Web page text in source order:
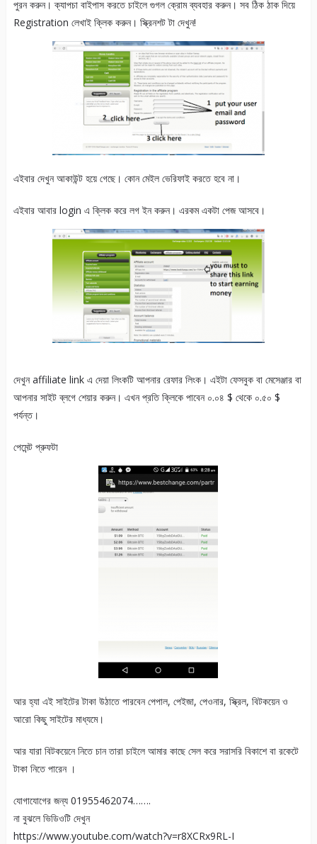
পুরন করুন। ক্যাপচা বাইপাস করতে চাইলে গুগল ক্রোম ব্যবহার করুন। সব ঠিক ঠাক দিয়ে
Registration লেখাই ক্লিক করুন। স্ক্রিনশট টা দেখুন!
এইবার দেখুন আকাউন্ট হয়ে গেছে। কোন মেইল ভেরিফাই করতে হবে না।
এইবার আবার login এ ক্লিক করে লগ ইন করুন। এরকম একটা পেজ আসবে।
দেখুন affiliate link এ দেয়া লিংকটি আপনার রেফার লিংক। এইটা ফেসবুক বা মেসেঞ্জার বা
আপনার সাইট ব্লগে শেয়ার করুন। এখন প্রতি ক্লিকে পাবেন ০.০৪ $ থেকে ০.৫০ $
পর্যন্ত।
পেমেন্ট প্রুফটা
আর হ্যা এই সাইটের টাকা উঠাতে পারবেন পেপাল, পেইজা, পেওনার, স্ক্রিল, বিটকয়েন ও
আরো কিছু সাইটের মাধ্যমে।
আর যারা বিটকয়েনে নিতে চান তারা চাইলে আমার কাছে সেল করে সরাসরি বিকাশে বা রকেটে
টাকা নিতে পারেন ।
যোগাযোগের জন্য 01955462074…….
না বুঝলে ভিডিওটি দেখুন
https://www.youtube.com/watch?v=r8XCRx9RL-I